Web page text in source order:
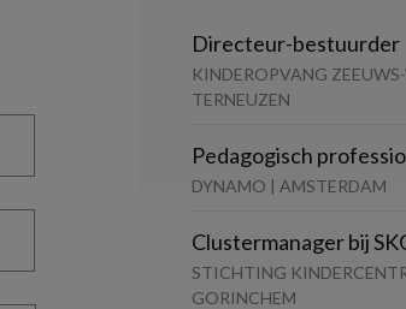
Directeur-bestuurder
KINDEROPVANG
TERNEUZEN
Pedagogisch
DYNAMO | AMSTERDAM
Clustermanager bij
STICHTING
GORINCHEM